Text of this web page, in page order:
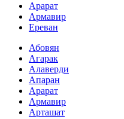
Арарат
Армавир
Ереван
Абовян
Агарак
Алаверди
Апаран
Арарат
Армавир
Арташат